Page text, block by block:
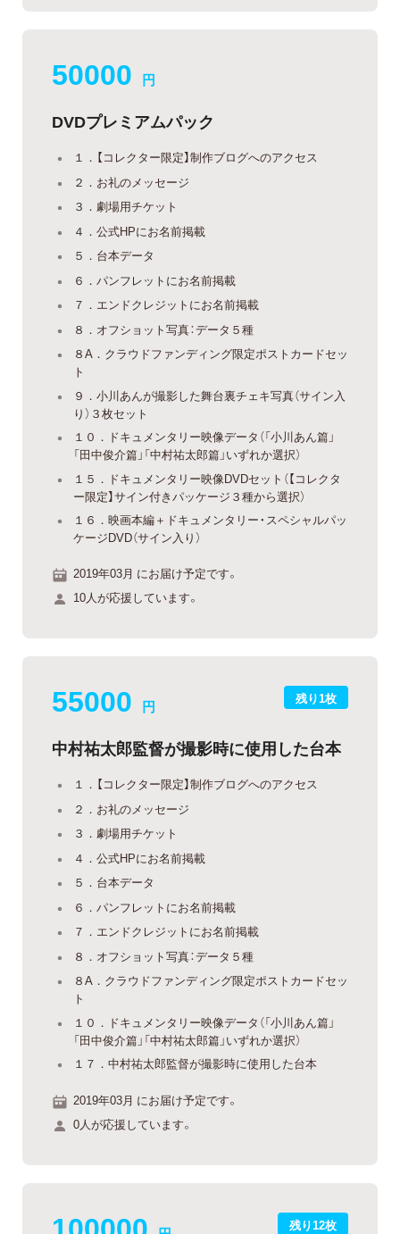
50000 円
DVDプレミアムパック
１．【コレクター限定】制作ブログへのアクセス
２．お礼のメッセージ
３．劇場用チケット
４．公式HPにお名前掲載
５．台本データ
６．パンフレットにお名前掲載
７．エンドクレジットにお名前掲載
８．オフショット写真：データ５種
８A．クラウドファンディング限定ポストカードセッ
ト
９．小川あんが撮影した舞台裏チェキ写真（サイン入
り）３枚セット
１０．ドキュメンタリー映像データ（「小川あん篇」
「田中俊介篇」「中村祐太郎篇」いずれか選択）
１５．ドキュメンタリー映像DVDセット（【コレクタ
ー限定】サイン付きパッケージ３種から選択）
１６．映画本編＋ドキュメンタリー・スペシャルパッ
ケージDVD（サイン入り）
2019年03月 にお届け予定です。
10人が応援しています。
残り1枚
55000 円
中村祐太郎監督が撮影時に使用した台本
１．【コレクター限定】制作ブログへのアクセス
２．お礼のメッセージ
３．劇場用チケット
４．公式HPにお名前掲載
５．台本データ
６．パンフレットにお名前掲載
７．エンドクレジットにお名前掲載
８．オフショット写真：データ５種
８A．クラウドファンディング限定ポストカードセッ
ト
１０．ドキュメンタリー映像データ（「小川あん篇」
「田中俊介篇」「中村祐太郎篇」いずれか選択）
１７．中村祐太郎監督が撮影時に使用した台本
2019年03月 にお届け予定です。
0人が応援しています。
残り12枚